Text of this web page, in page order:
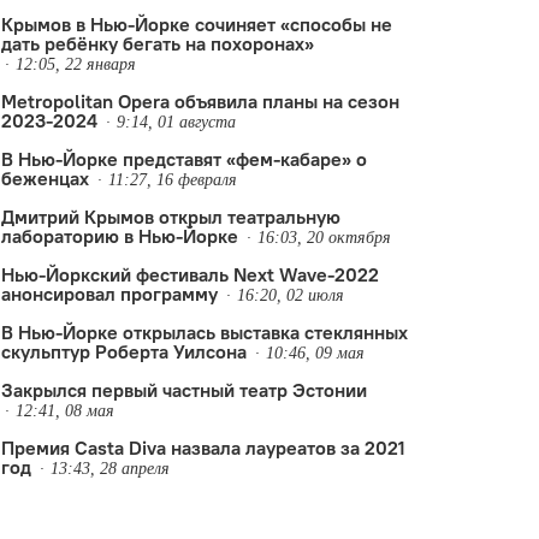
Крымов в Нью-Йорке сочиняет «способы не
дать ребёнку бегать на похоронах»
12:05, 22 января
Metropolitan Opera объявила планы на сезон
2023-2024
9:14, 01 августа
В Нью-Йорке представят «фем-кабаре» о
беженцах
11:27, 16 февраля
Дмитрий Крымов открыл театральную
лабораторию в Нью-Йорке
16:03, 20 октября
Нью-Йоркский фестиваль Next Wave-2022
анонсировал программу
16:20, 02 июля
В Нью-Йорке открылась выставка стеклянных
скульптур Роберта Уилсона
10:46, 09 мая
Закрылся первый частный театр Эстонии
12:41, 08 мая
Премия Casta Diva назвала лауреатов за 2021
год
13:43, 28 апреля